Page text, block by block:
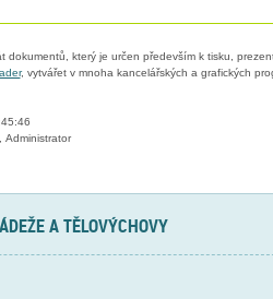
dokumentů, který je určen především k tisku,
, vytvářet v mnoha kancelářských a grafických
A TĚLOVÝCHOVY